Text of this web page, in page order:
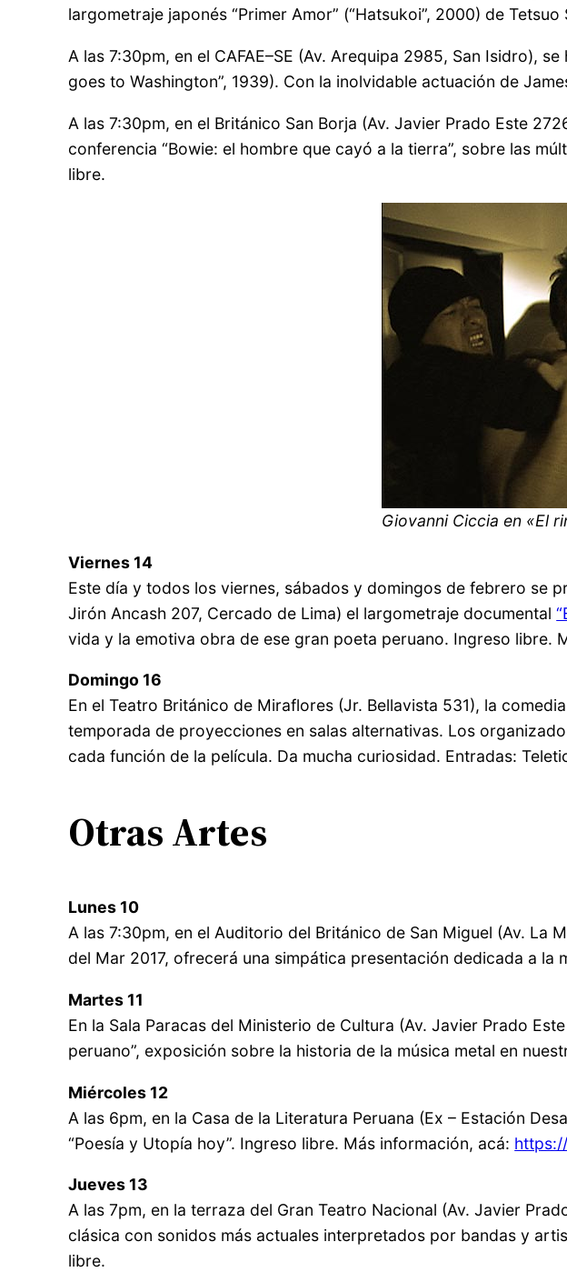
largometraje japonés “Primer Amor” (“Hatsukoi”, 2000) de
A las 7:30pm, en el CAFAE–SE (Av. Arequipa 2985, San Isidro),
goes to Washington”, 1939). Con la inolvidable actuación de
A las 7:30pm, en el Británico San Borja (Av. Javier Prado Este
conferencia “Bowie: el hombre que cayó a la tierra”, sobre las
libre.
Giovanni Ciccia en «El
Viernes 14
Este día y todos los viernes, sábados y domingos de febrero se
Jirón Ancash 207, Cercado de Lima) el largometraje documental
vida y la emotiva obra de ese gran poeta peruano. Ingreso libre.
Domingo 16
En el Teatro Británico de Miraflores (Jr. Bellavista 531), la
temporada de proyecciones en salas alternativas. Los
cada función de la película. Da mucha curiosidad. Entradas:
Otras Artes
Lunes 10
A las 7:30pm, en el Auditorio del Británico de San Miguel (Av. La
del Mar 2017, ofrecerá una simpática presentación dedicada a la
Martes 11
En la Sala Paracas del Ministerio de Cultura (Av. Javier Prado
peruano”, exposición sobre la historia de la música metal en
Miércoles 12
A las 6pm, en la Casa de la Literatura Peruana (Ex – Estación
“Poesía y Utopía hoy”. Ingreso libre. Más información, acá:
Jueves 13
A las 7pm, en la terraza del Gran Teatro Nacional (Av. Javier
clásica con sonidos más actuales interpretados por bandas y
libre.